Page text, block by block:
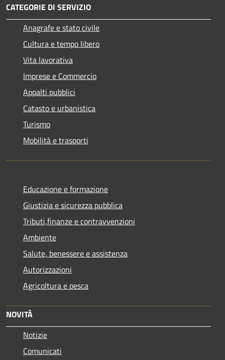
CATEGORIE DI SERVIZIO
Anagrafe e stato civile
Cultura e tempo libero
Vita lavorativa
Imprese e Commercio
Appalti pubblici
Catasto e urbanistica
Turismo
Mobilità e trasporti
Educazione e formazione
Giustizia e sicurezza pubblica
Tributi,finanze e contravvenzioni
Ambiente
Salute, benessere e assistenza
Autorizzazioni
Agricoltura e pesca
NOVITÀ
Notizie
Comunicati